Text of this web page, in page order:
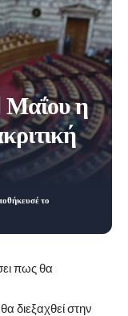
η
πως θα
διεξαχθεί στην